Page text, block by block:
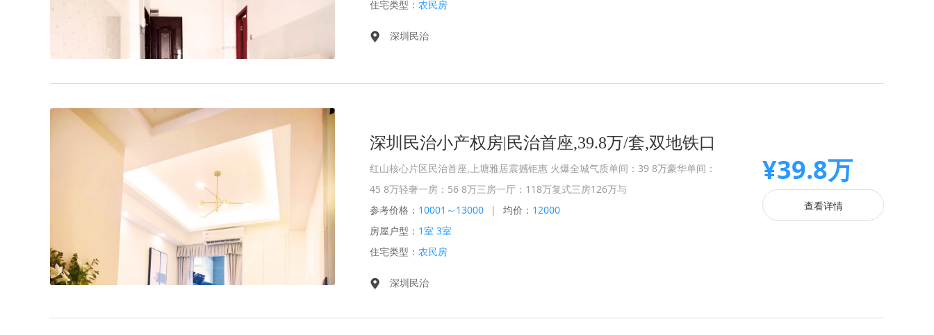
住宅类型： 农民房
深圳民治
深圳民治小产权房|民治首座,39.8万/套,双地铁口
红山核心片区️民治首座,上塘雅居震撼钜惠 火爆全城气质单间：39 8万豪华单间：
45 8万轻奢一房：56 8万三房一厅：118万复式三房126万与
参考价格： 10001～13000 | 均价： 12000
房屋户型： 1室 3室
住宅类型： 农民房
深圳民治
¥39.8万
查看详情